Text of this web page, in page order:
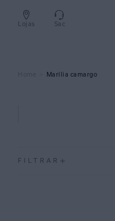
Lojas Sac
Marília camargo
FILTRAR